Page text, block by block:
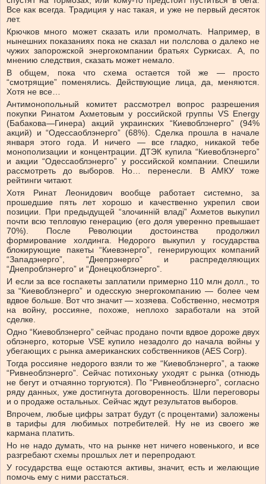
Все как всегда. Традиция у нас такая, и уже не первый десяток
лет.
Крючков много может сказать или промолчать. Например, в
нынешних показаниях пока не сказал ни полслова о далеко не
чужих запорожской энергокомпании братьях Суркисах. А, по
мнению следствия, сказать может немало.
В общем, пока что схема остается той же — просто
“смотрящие” поменялись. Действующие лица, да, меняются.
Хотя не все…
Антимонопольный комитет рассмотрел вопрос разрешения
покупки Ринатом Ахметовым у российской группы VS Energy
(Бабакова—Гинера) акций украинских “Киевоблэнерго” (94%
акций) и “Одессаоблэнерго” (68%). Сделка прошла в начале
января этого года. И ничего — все гладко, никакой тебе
монополизации и концентрации. ДТЭК купила “Киевоблэнерго”
и акции “Одессаоблэнерго” у российской компании. Спешили
рассмотреть до выборов. Но… перенесли. В АМКУ тоже
рейтинги читают.
Хотя Ринат Леонидович вообще работает системно, за
прошедшие пять лет хорошо и качественно укрепил свои
позиции. При предыдущей “злочинній владі” Ахметов выкупил
почти всю тепловую генерацию (его доля уверенно превышает
70%). После Революции достоинства продолжил
формирование холдинга. Недорого выкупил у государства
блокирующие пакеты “Киевэнерго”, генерирующих компаний
“Западэнерго”, “Днепрэнерго” и распределяющих
“Днепроблэнерго” и “Донецкоблэнерго”.
И если за все госпакеты заплатили примерно 110 млн долл., то
за “Киевоблэнерго” и одесскую энергокомпанию — более чем
вдвое больше. Вот что значит — хозяева. Собственно, несмотря
на войну, россияне, похоже, неплохо заработали на этой
сделке.
Одно “Киевоблэнерго” сейчас продано почти вдвое дороже двух
облэнерго, которые VSE купило незадолго до начала войны у
убегающих с рынка американских собственников (AES Corp).
Тогда россияне недорого взяли то же “Киевоблэнерго”, а также
“Ривнеоблэнерго”. Сейчас потихоньку уходят с рынка (отнюдь
не бегут и отчаянно торгуются). По “Ривнеоблэнерго”, согласно
ряду данных, уже достигнута договоренность. Шли переговоры
и о продаже остальных. Сейчас ждут результатов выборов.
Впрочем, любые цифры затрат будут (с процентами) заложены
в тарифы для любимых потребителей. Ну не из своего же
кармана платить.
Но не надо думать, что на рынке нет ничего новенького, и все
разгребают схемы прошлых лет и перепродают.
У государства еще остаются активы, значит, есть и желающие
помочь ему с ними расстаться.